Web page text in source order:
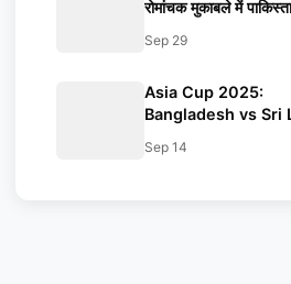
रोमांचक मुकाबले में
Sep 29
Asia Cup 2025:
Bangladesh vs Sri
Points Table
Sep 14